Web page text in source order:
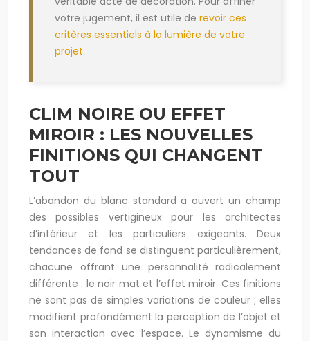
votre jugement, il est utile de revoir ces
critères essentiels à la lumière de votre
projet.
CLIM NOIRE OU EFFET
MIROIR : LES NOUVELLES
FINITIONS QUI CHANGENT
TOUT
L’abandon du blanc standard a ouvert un champ
des possibles vertigineux pour les architectes
d’intérieur et les particuliers exigeants. Deux
tendances de fond se distinguent particulièrement,
chacune offrant une personnalité radicalement
différente : le noir mat et l’effet miroir. Ces finitions
ne sont pas de simples variations de couleur ; elles
modifient profondément la perception de l’objet et
son interaction avec l’espace. Le dynamisme du